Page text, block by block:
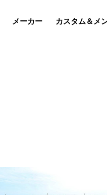
メーカー カスタム＆メ